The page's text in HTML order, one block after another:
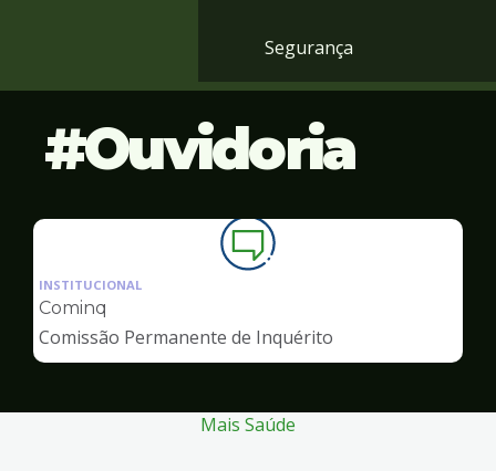
Segurança
Ouvidoria
Ilustração
da
de
Ouvidoria
INSTITUCIONAL
Cominq
Comissão Permanente de Inquérito
Mais Saúde